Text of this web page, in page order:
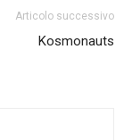
Articolo successivo
Kosmonauts